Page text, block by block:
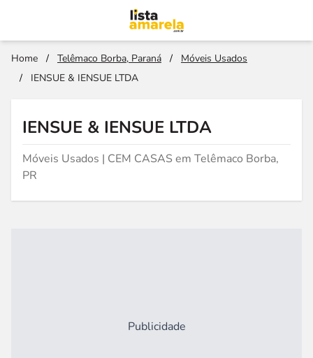
Home / Telêmaco Borba, Paraná /
Móveis Usados
/
IENSUE & IENSUE LTDA
IENSUE & IENSUE LTDA
Móveis Usados | CEM CASAS em Telêmaco Borba,
PR
Publicidade